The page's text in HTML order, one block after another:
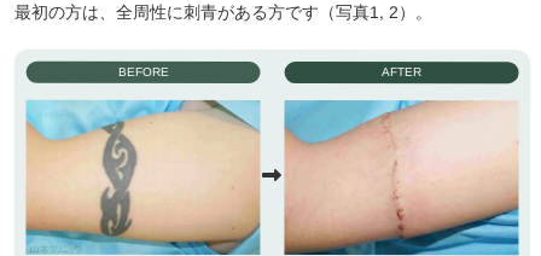
最初の方は、全周性に刺青がある方です（写真1, 2）。
BEFORE AFTER